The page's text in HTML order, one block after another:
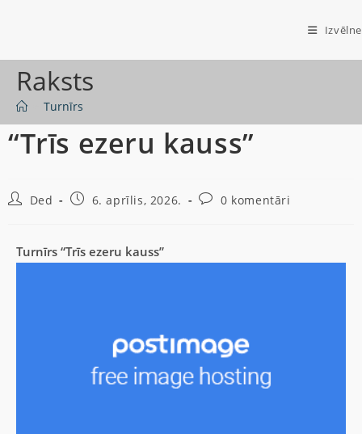
Izvēlne
Raksts
Turnīrs
“Trīs ezeru kauss”
Ded 6. aprīlis, 2026. 0 komentāri
Turnīrs “Trīs ezeru kauss”